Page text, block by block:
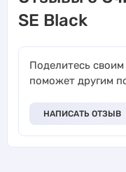
SE Black
Поделитесь
поможет другим
НАПИСАТЬ ОТЗЫВ